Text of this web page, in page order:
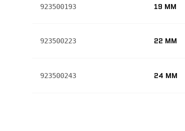
923500193 19 MM
923500223 22 MM
923500243 24 MM